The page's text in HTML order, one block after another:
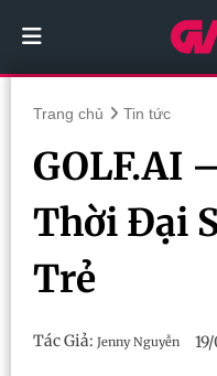
Trang chủ Tin tức
GOLF.AI
Thời Đại
Trẻ
Tác Giả: Jenny Nguyễn